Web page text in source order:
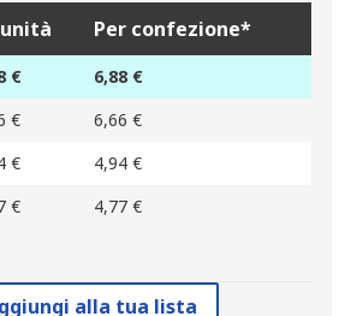
Per confezione*
€
6,88 €
€
6,66 €
€
4,94 €
€ 4,77 €
alla tua lista